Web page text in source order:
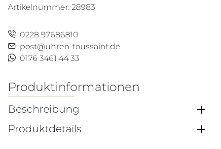
Artikelnummer: 28983
0228 97686810
post@uhren-toussaint.de
0176 3461 44 33
Produktinformationen
Beschreibung
Produktdetails